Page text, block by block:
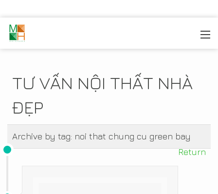
TƯ VẤN NỘI THẤT NHÀ
ĐẸP
Archive by tag: noi that chung cu green bay
Return